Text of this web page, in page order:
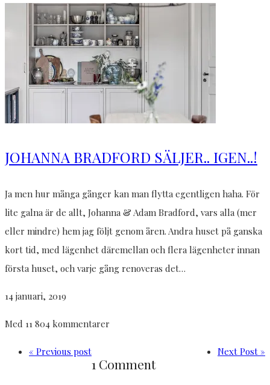
JOHANNA BRADFORD SÄLJER.. IGEN..!
Ja men hur många gånger kan man flytta egentligen haha. För
lite galna är de allt, Johanna & Adam Bradford, vars alla (mer
eller mindre) hem jag följt genom åren. Andra huset på ganska
kort tid, med lägenhet däremellan och flera lägenheter innan
första huset, och varje gång renoveras det…
14 januari, 2019
Med 11 804 kommentarer
« Previous post Next Post »
1 Comment